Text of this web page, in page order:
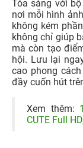
Tỏa sáng với
nơi mỗi hình
không kém
không chỉ giúp
mà còn tạo
hội. Lưu lại
cao phong
đầy cuốn hút
Xem thêm:
CUTE Full